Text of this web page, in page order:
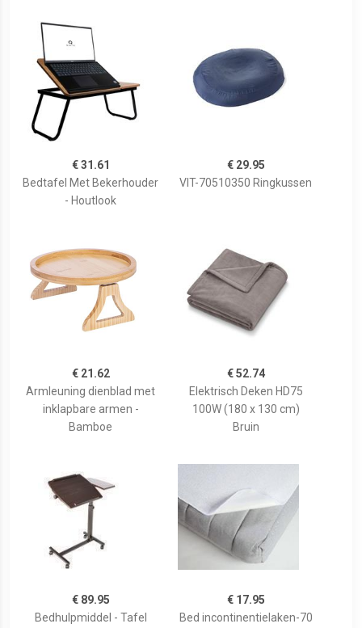
€ 31.61
Bedtafel Met Bekerhouder
- Houtlook
€ 29.95
VIT-70510350 Ringkussen
€ 21.62
Armleuning dienblad met
inklapbare armen -
Bamboe
€ 52.74
Elektrisch Deken HD75
100W (180 x 130 cm)
Bruin
€ 89.95
Bedhulpmiddel - Tafel
€ 17.95
Bed incontinentielaken-70